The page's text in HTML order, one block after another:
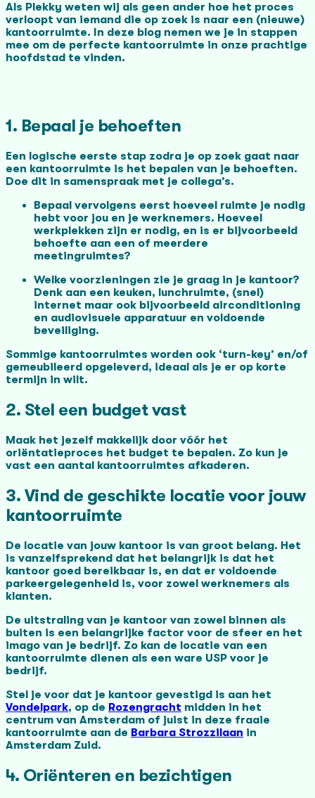
Als Plekky weten wij als geen ander hoe het proces
verloopt van iemand die op zoek is naar een (nieuwe)
kantoorruimte. In deze blog nemen we je in stappen
mee om de perfecte kantoorruimte in onze prachtige
hoofdstad te vinden.
1. Bepaal je behoeften
Een logische eerste stap zodra je op zoek gaat naar
een kantoorruimte is het bepalen van je behoeften.
Doe dit in samenspraak met je collega’s.
Bepaal vervolgens eerst hoeveel ruimte je nodig
hebt voor jou en je werknemers. Hoeveel
werkplekken zijn er nodig, en is er bijvoorbeeld
behoefte aan een of meerdere
meetingruimtes?
Welke voorzieningen zie je graag in je kantoor?
Denk aan een keuken, lunchruimte, (snel)
internet maar ook bijvoorbeeld airconditioning
en audiovisuele apparatuur en voldoende
beveiliging.
Sommige kantoorruimtes worden ook ‘turn-key’ en/of
gemeubileerd opgeleverd, ideaal als je er op korte
termijn in wilt.
2. Stel een budget vast
Maak het jezelf makkelijk door vóór het
oriëntatieproces het budget te bepalen. Zo kun je
vast een aantal kantoorruimtes afkaderen.
3. Vind de geschikte locatie voor jouw
kantoorruimte
De locatie van jouw kantoor is van groot belang. Het
is vanzelfsprekend dat het belangrijk is dat het
kantoor goed bereikbaar is, en dat er voldoende
parkeergelegenheid is, voor zowel werknemers als
klanten.
De uitstraling van je kantoor van zowel binnen als
buiten is een belangrijke factor voor de sfeer en het
imago van je bedrijf. Zo kan de locatie van een
kantoorruimte dienen als een ware USP voor je
bedrijf.
Stel je voor dat je kantoor gevestigd is aan het
Vondelpark, op de Rozengracht midden in het
centrum van Amsterdam of juist in deze fraaie
kantoorruimte aan de Barbara Strozzilaan in
Amsterdam Zuid.
4. Oriënteren en bezichtigen